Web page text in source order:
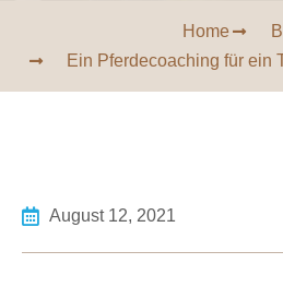
Home
Ein Pferdecoaching für ein
August 12, 2021